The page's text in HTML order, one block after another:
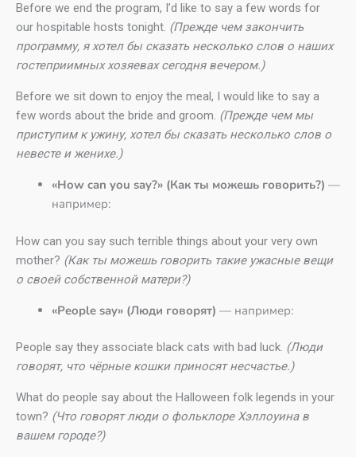
Before we end the program, I’d like to say a few words for
our hospitable hosts tonight. (Прежде чем закончить
программу, я хотел бы сказать несколько слов о наших
гостеприимных хозяевах сегодня вечером.)
Before we sit down to enjoy the meal, I would like to say a
few words about the bride and groom. (Прежде чем мы
приступим к ужину, хотел бы сказать несколько слов о
невесте и женихе.)
«How can you say?» (Как ты можешь говорить?) —
например:
How can you say such terrible things about your very own
mother? (Как ты можешь говорить такие ужасные вещи
о своей собственной матери?)
«People say» (Люди говорят) — например:
People say they associate black cats with bad luck. (Люди
говорят, что чёрные кошки приносят несчастье.)
What do people say about the Halloween folk legends in your
town? (Что говорят люди о фольклоре Хэллоуина в
вашем городе?)